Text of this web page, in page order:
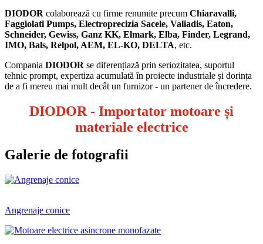
DIODOR colaborează cu firme renumite precum Chiaravalli,
Faggiolati Pumps, Electroprecizia Sacele, Valiadis, Eaton,
Schneider, Gewiss, Ganz KK, Elmark, Elba, Finder, Legrand,
IMO, Bals, Relpol, AEM, EL-KO, DELTA, etc.
Compania DIODOR se diferențiază prin seriozitatea, suportul
tehnic prompt, expertiza acumulată în proiecte industriale și dorința
de a fi mereu mai mult decât un furnizor - un partener de încredere.
DIODOR - Importator motoare și
materiale electrice
Galerie de fotografii
Angrenaje conice